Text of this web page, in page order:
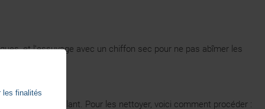
et l’essuyage avec un chiffon sec pour ne pas abîmer les
votre volet roulant. Pour les nettoyer, voici comment procéder :
les finalités